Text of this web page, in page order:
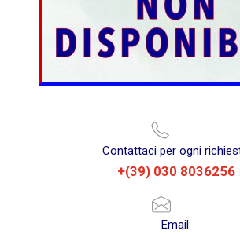
Contattaci per ogni
+(39) 030 8036256
Email: